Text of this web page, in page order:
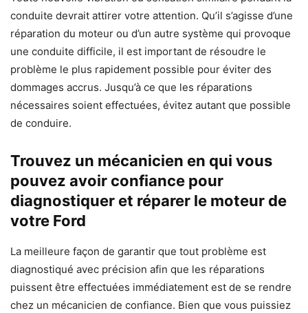
conduite devrait attirer votre attention. Qu’il s’agisse d’une
réparation du moteur ou d’un autre système qui provoque
une conduite difficile, il est important de résoudre le
problème le plus rapidement possible pour éviter des
dommages accrus. Jusqu’à ce que les réparations
nécessaires soient effectuées, évitez autant que possible
de conduire.
Trouvez un mécanicien en qui vous
pouvez avoir confiance pour
diagnostiquer et réparer le moteur de
votre Ford
La meilleure façon de garantir que tout problème est
diagnostiqué avec précision afin que les réparations
puissent être effectuées immédiatement est de se rendre
chez un mécanicien de confiance. Bien que vous puissiez